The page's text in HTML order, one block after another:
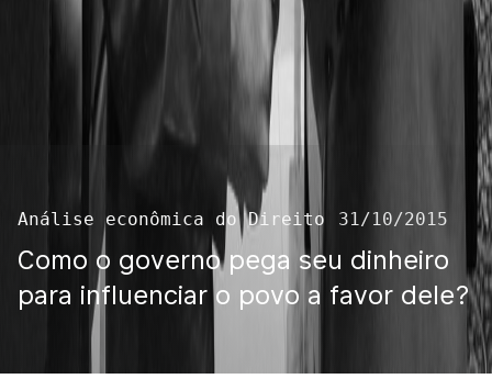
Análise econômica do Direito 31/10/2015
Como o governo pega seu dinheiro
para influenciar o povo a favor dele?